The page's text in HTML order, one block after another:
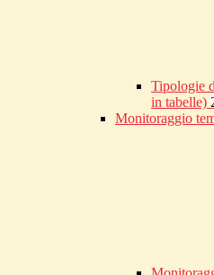
Tipologie
in tabelle)
Monitoraggio